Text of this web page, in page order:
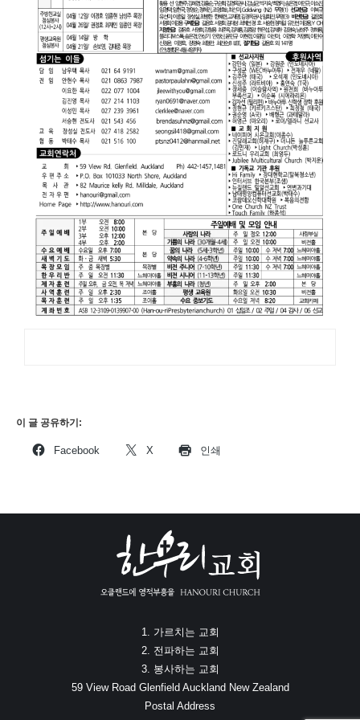
이 글 공유하기:
Facebook X 인쇄
1. 가르치는 교회
2. 전파하는 교회
3. 봉사하는 교회
59 View Road Glenfield Auckland New Zealand
Postal Address